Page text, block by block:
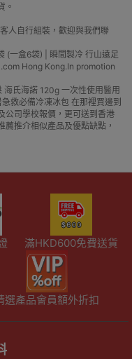
。
人自行組裝，歡迎與我們聯
(一盒6袋) | 瞬間製冷 行山遠足
Hong Kong.In promotion
氏海諾 120g 一次性使用醫用
救必備冷凍冰包 在那裡買邊到
公司學校報價，更可送到香港
推介相似產品及優點缺點，
滿HKD600免費送貨
選產品會員額外折扣